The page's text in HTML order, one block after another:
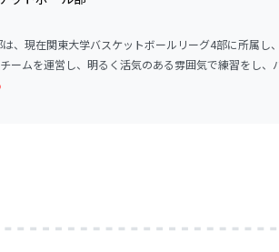
、現在関東大学バスケットボールリーグ4部に所属し
ームを運営し、明るく活気のある雰囲気で練習をし、